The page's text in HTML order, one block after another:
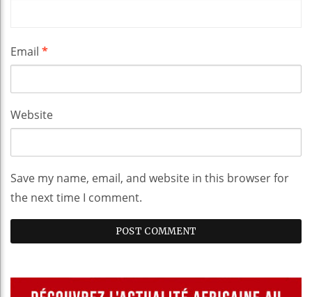
Email *
Website
Save my name, email, and website in this browser for
the next time I comment.